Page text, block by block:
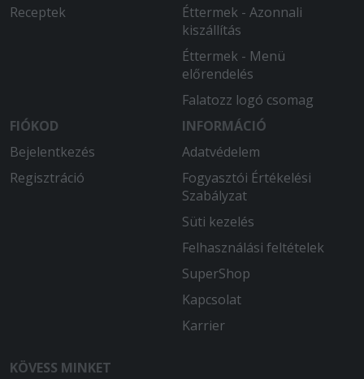
Receptek
Éttermek - Azonnali
kiszállítás
Éttermek - Menü
előrendelés
Falatozz logó csomag
FIÓKOD
Bejelentkezés
Regisztráció
INFORMÁCIÓ
Adatvédelem
Fogyasztói Értékelési
Szabályzat
Süti kezelés
Felhasználási feltételek
SuperShop
Kapcsolat
Karrier
KÖVESS MINKET